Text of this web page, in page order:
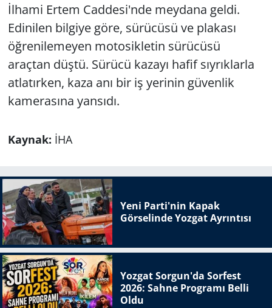
İlhami Ertem Caddesi'nde meydana geldi.
Edinilen bilgiye göre, sürücüsü ve plakası
öğrenilemeyen motosikletin sürücüsü
araçtan düştü. Sürücü kazayı hafif sıyrıklarla
atlatırken, kaza anı bir iş yerinin güvenlik
kamerasına yansıdı.
Kaynak: İHA
Yeni Parti'nin Kapak
Görselinde Yozgat Ayrıntısı
Yozgat Sorgun'da Sorfest
2026: Sahne Programı Belli
Oldu